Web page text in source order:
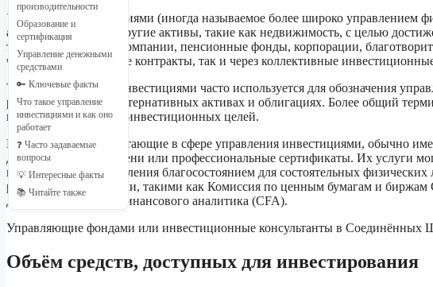
производительности
Образование и
сертификация
Управление денежными
средствами
🔑 Ключевые факты
Что такое управление
инвестициями и как оно
работает
❓ Часто задаваемые
вопросы
💡 Интересные факты
📚 Читайте также
Управление инвестициями (иногда называемое более широко
акции, облигации и другие активы, такие как недвижимость, с целью
такие как страховые компании, пенсионные фонды, корпорации,
через инвестиционные контракты, так и через коллективные
Термин управление инвестициями часто используется для обозначения
реальных активах, альтернативных активах и облигациях. Более общий
в первую очередь для инвестиционных целей.
Профессионалы, работающие в сфере управления инвестициями, обычно
дополнительные степени или профессиональные сертификаты. Их услуги
включая услуги управления благосостоянием для состоятельных
регулируются органами, такими как Комиссия по ценным бумагам и
Дипломированного финансового аналитика (CFA).
Управляющие фондами или инвестиционные консультанты в Соединённых
Объём средств, доступных для инвестирования